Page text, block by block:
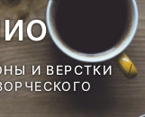
И ВЕРСТКИ